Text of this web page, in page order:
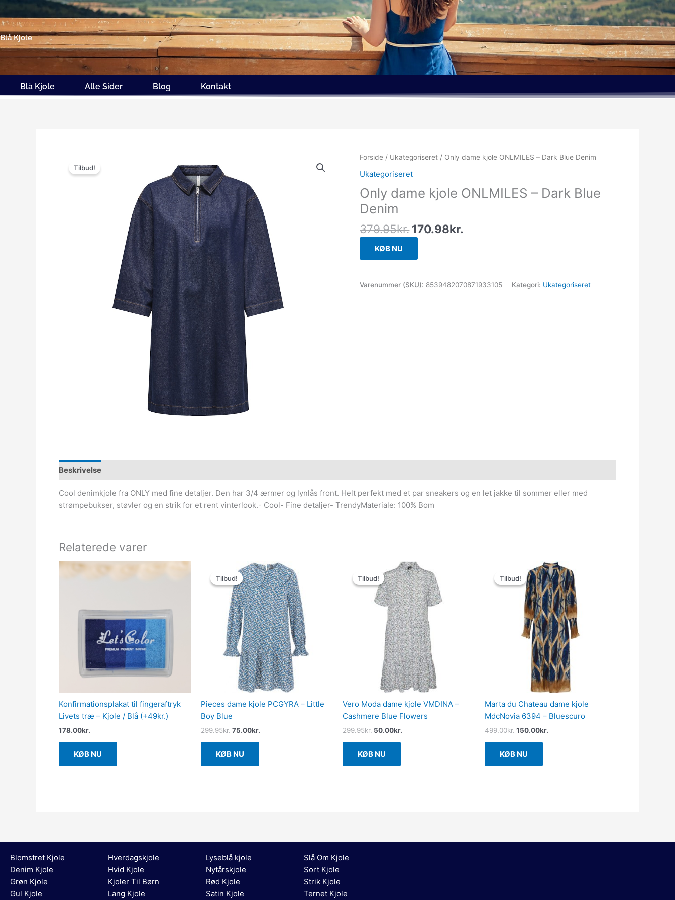
til
indholdet
Blå Kjole
Blå Kjole Alle Sider Blog Kontakt
Tilbud!
Forside / Ukategoriseret / Only dame kjole ONLMILES – Dark Blue Denim
Ukategoriseret
Only dame kjole ONLMILES – Dark Blue
Denim
379.95kr.
Den
oprindelige
pris
var:
379.95kr..
170.98kr.
Den
er:
KØB NU
Varenummer (SKU): 8539482070871933105 Kategori: Ukategoriseret
Beskrivelse
Cool denimkjole fra ONLY med fine detaljer. Den har 3/4 ærmer og lynlås front. Helt perfekt med et par sneakers og en let jakke til sommer eller med
strømpebukser, støvler og en strik for et rent vinterlook.- Cool- Fine detaljer- TrendyMateriale: 100% Bom
Relaterede varer
Konfirmationsplakat til fingeraftryk
Livets træ – Kjole / Blå (+49kr.)
178.00kr.
KØB NU
Tilbud!
Tilbud!
Pieces dame kjole PCGYRA – Little
Boy Blue
299.95kr.
Den
oprindelige
pris
var:
299.95kr..
75.00kr.
Den
aktuelle
pris
er:
75.00kr..
KØB NU
Tilbud!
Tilbud!
Vero Moda dame kjole VMDINA –
Cashmere Blue Flowers
299.95kr.
oprindelige
pris
var:
299.95kr..
50.00kr.
Den
aktuelle
pris
er:
50.00kr..
KØB NU
Tilbud!
Tilbud!
Marta du Chateau dame kjole
MdcNovia 6394 – Bluescuro
499.00kr.
oprindelige
pris
var:
499.00kr..
150.00kr.
Den
aktuelle
pris
er:
150.00kr..
KØB NU
Blomstret Kjole
Denim Kjole
Grøn Kjole
Gul Kjole
Hverdagskjole
Hvid Kjole
Kjoler Til Børn
Lang Kjole
Lyseblå kjole
Nytårskjole
Rød Kjole
Satin Kjole
Slå Om Kjole
Sort Kjole
Strik Kjole
Ternet Kjole